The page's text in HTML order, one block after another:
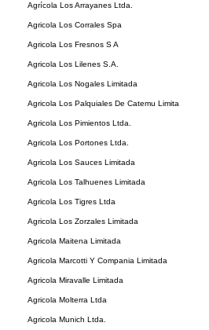
Agrícola Los Arrayanes Ltda.
Agricola Los Corrales Spa
Agricola Los Fresnos S A
Agricola Los Lilenes S.A.
Agricola Los Nogales Limitada
Agricola Los Palquiales De Catemu Limita
Agricola Los Pimientos Ltda.
Agricola Los Portones Ltda.
Agricola Los Sauces Limitada
Agricola Los Talhuenes Limitada
Agricola Los Tigres Ltda
Agricola Los Zorzales Limitada
Agricola Maitena Limitada
Agricola Marcotti Y Compania Limitada
Agricola Miravalle Limitada
Agricola Molterra Ltda
Agricola Munich Ltda.